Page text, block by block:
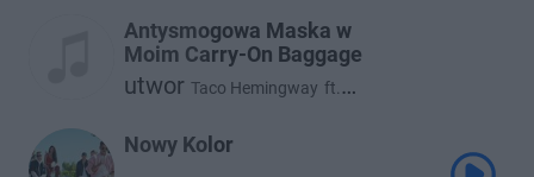
Antysmogowa Maska w
Moim Carry-On Baggage
utwor Taco Hemingway ft.
Nowy Kolor